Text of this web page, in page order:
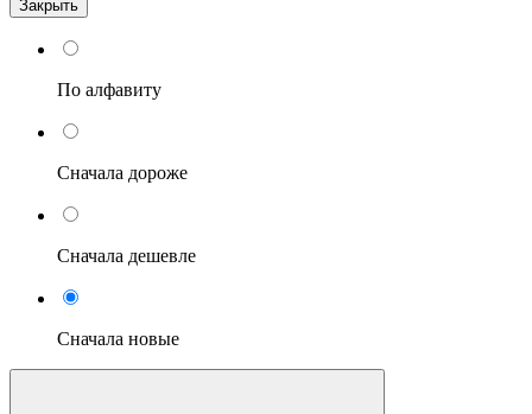
Закрыть
По алфавиту
Сначала дороже
Сначала дешевле
Сначала новые